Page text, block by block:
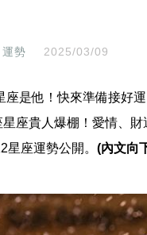
勢 2025/03/09
座是他！快來準備接好
座貴人爆棚！愛情、
星座運勢公開。 (內文向